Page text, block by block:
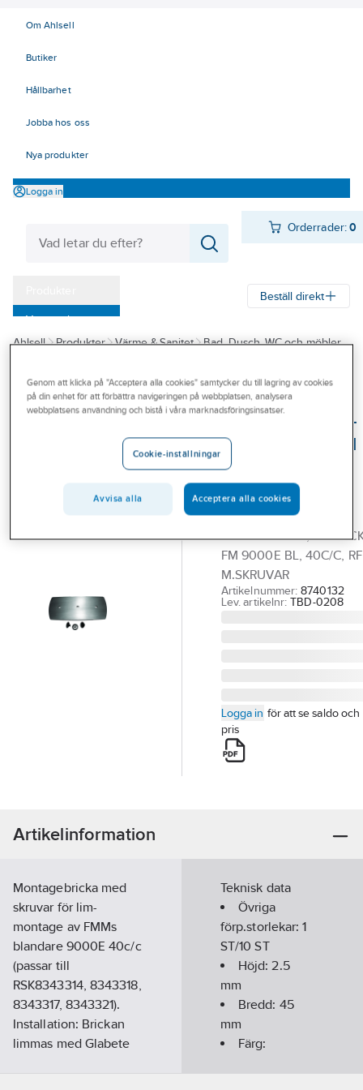
Om Ahlsell
Butiker
Hållbarhet
Jobba hos oss
Nya produkter
Logga in
Orderrader:0
Varumärken
Kampanjer
Outlet
Branscher
Beställ direkt
Ahlsell Produkter Värme & Sanitet
Bad, Dusch, WC och möbler
DESIGN4BATH
Limbricka för lim-
montage av FMM
blandare 9000E
40c/c,
Design4Bath
FM 9000E BL, 40C/C,
M.SKRUVAR
Artikelnummer: 8740132
Lev. artikelnr: TBD-0208
Logga in för att se saldo och
pris
Artikelinformation
Montagebricka med
skruvar för lim-
montage av FMMs
blandare 9000E 40c/c
(passar till
RSK8343314, 8343318,
8343317, 8343321).
Installation: Brickan
limmas med Glabete
Teknisk data
Övriga
förp.storlekar:1
ST/10 ST
Höjd:2.5
mm
Bredd: 45
mm
Färg:
Genom att klicka på "Acceptera alla cookies" samtycker du till lagring av cookies
på din enhet för att förbättra navigeringen på webbplatsen, analysera
webbplatsens användning och bistå i våra marknadsföringsinsatser.
Cookie-inställningar
Avvisa alla Acceptera alla cookies